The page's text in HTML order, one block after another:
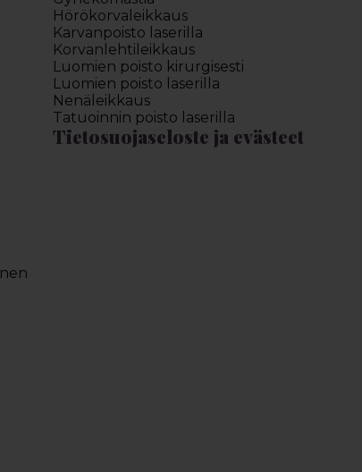
Hörökorvaleikkaus
Karvanpoisto laserilla
Korvanlehtileikkaus
Luomien poisto kirurgisesti
Luomien poisto laserilla
Nenäleikkaus
Tatuoinnin poisto laserilla
Tietosuojaseloste ja evästeet